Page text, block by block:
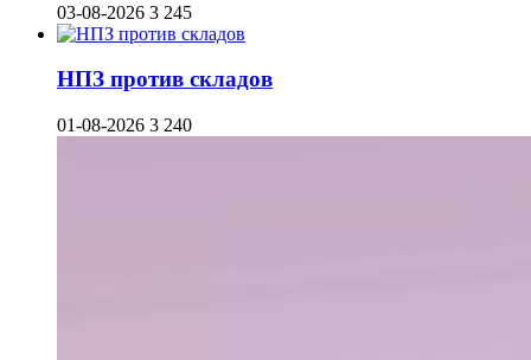
03-08-2026 3 245
НПЗ против складов
01-08-2026 3 240